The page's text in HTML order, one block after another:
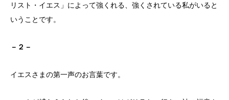
リスト・イエス」によって強くれる、強くされている私がいると
いうことです。
－２－
イエスさまの第一声のお言葉です。